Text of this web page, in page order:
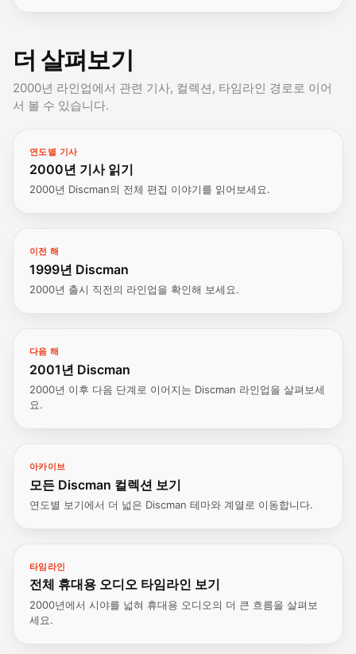
더 살펴보기
2000년 라인업에서 관련 기사, 컬렉션, 타임라인 경로로 이어
서 볼 수 있습니다.
연도별 기사
2000년 기사 읽기
2000년 Discman의 전체 편집 이야기를 읽어보세요.
이전 해
1999년 Discman
2000년 출시 직전의 라인업을 확인해 보세요.
다음 해
2001년 Discman
2000년 이후 다음 단계로 이어지는 Discman 라인업을 살펴보세
요.
아카이브
모든 Discman 컬렉션 보기
연도별 보기에서 더 넓은 Discman 테마와 계열로 이동합니다.
타임라인
전체 휴대용 오디오 타임라인 보기
2000년에서 시야를 넓혀 휴대용 오디오의 더 큰 흐름을 살펴보
세요.